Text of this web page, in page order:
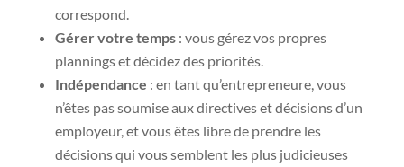
correspond.
Gérer votre temps: vous gérez vos propres
plannings et décidez des priorités.
Indépendance : en tant qu’entrepreneure, vous
n’êtes pas soumise aux directives et décisions d’un
employeur, et vous êtes libre de prendre les
décisions qui vous semblent les plus judicieuses